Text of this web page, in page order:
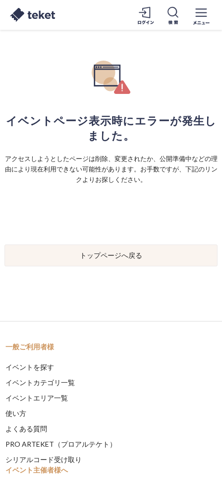
イベントページ表示時にエラーが発生し
ました。
アクセスしようとしたページは削除、変更されたか、公開準備中などの理
由により現在利用できない可能性があります。お手数ですが、下記のリン
クよりお探しください。
トップページへ戻る
一般ご利用者様
イベントを探す
イベントカテゴリ一覧
イベントエリア一覧
使い方
よくある質問
PRO ARTEKET（プロアルテケト）
シリアルコード受け取り
イベント主催者様へ